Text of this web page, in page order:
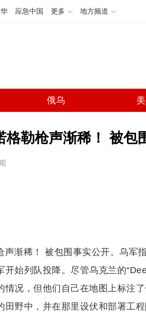
应急中国 更多 地方频道
俄乌
格勒枪声渐稀！ 被包
声渐稀！ 被包围事实公开。乌军
始列队投降。尽管乌克兰的
况，但他们自己在地图上标注
野中，并在那里设伏和部署工程